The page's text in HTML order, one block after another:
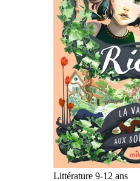
Littérature 9-12 ans